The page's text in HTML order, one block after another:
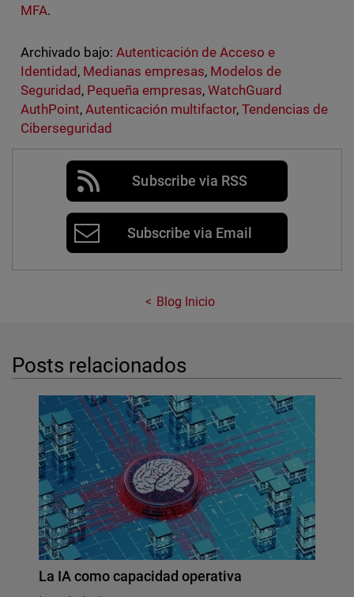
MFA.
Archivado bajo: Autenticación de Acceso e
Identidad , Medianas empresas, Modelos de
Seguridad , Pequeña empresas,WatchGuard
AuthPoint, Autenticación multifactor,Tendencias de
Ciberseguridad
Subscribe via RSS
Subscribe via Email
Blog Inicio
Posts relacionados
La IA como capacidad operativa